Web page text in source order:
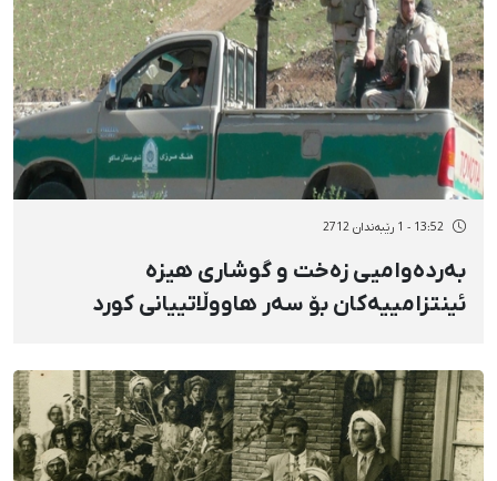
13:52 - 1 رێبەندان 2712
بەردەوامیی زەخت و گوشاری هیزە
ئینتزامییەکان بۆ سەر هاووڵاتییانی کورد